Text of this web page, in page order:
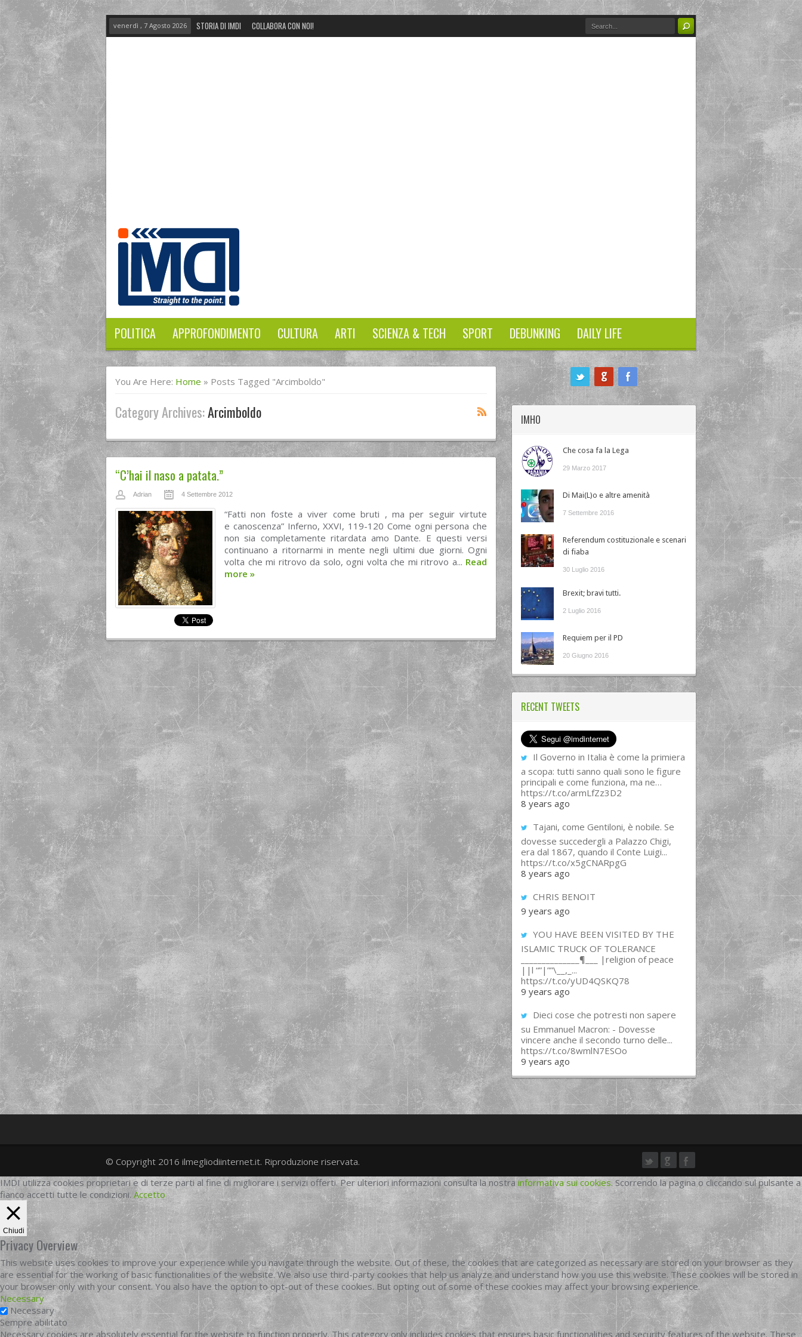
venerdì , 7 Agosto 2026 STORIA DI IMDI COLLABORA CON NOI!
POLITICA APPROFONDIMENTO CULTURA ARTI SCIENZA & TECH SPORT DEBUNKING DAILY LIFE
You Are Here: Home » Posts Tagged "arcimboldo"
Category Archives:Arcimboldo
“C’hai il naso a patata.”
Adrian 4 Settembre 2012
“Fatti non foste a viver come bruti , ma per seguir virtute
e canoscenza” Inferno, XXVI, 119-120 Come ogni persona che
non sia completamente ritardata amo Dante. E questi versi
continuano a ritornarmi in mente negli ultimi due giorni. Ogni
volta che mi ritrovo da solo, ogni volta che mi ritrovo a... Read
more »
IMHO
Che cosa fa la Lega
29 Marzo 2017
Di Mai(L)o e altre amenità
7 Settembre 2016
Referendum costituzionale e scenari
di fiaba
30 Luglio 2016
Brexit; bravi tutti.
2 Luglio 2016
Requiem per il PD
20 Giugno 2016
RECENT TWEETS
Il Governo in Italia è come la primiera
a scopa: tutti sanno quali sono le figure
principali e come funziona, ma ne…
https://t.co/armLfZz3D2
8 years ago
Tajani, come Gentiloni, è nobile. Se
dovesse succedergli a Palazzo Chigi,
era dal 1867, quando il Conte Luigi...
https://t.co/x5gCNARpgG
8 years ago
CHRIS BENOIT
9 years ago
YOU HAVE BEEN VISITED BY THE
ISLAMIC TRUCK OF TOLERANCE
______________¶___ |religion of peace
||l “”|””\__,_...
https://t.co/yUD4QSKQ78
9 years ago
Dieci cose che potresti non sapere
su Emmanuel Macron: - Dovesse
vincere anche il secondo turno delle...
https://t.co/8wmlN7ESOo
9 years ago
twittergoogleplus
facebook
© Copyright 2016 ilmegliodiinternet.it. Riproduzione riservata.
IMDI utilizza cookies proprietari e di terze parti al fine di migliorare i servizi offerti. Per ulteriori informazioni consulta la nostra informativa sui cookies. Scorrendo la pagina o cliccando sul pulsante a
fianco accetti tutte le condizioni. Accetto
Chiudi
Privacy Overview
This website uses cookies to improve your experience while you navigate through the website. Out of these, the cookies that are categorized as necessary are stored on your browser as they
are essential for the working of basic functionalities of the website. We also use third-party cookies that help us analyze and understand how you use this website. These cookies will be stored in
your browser only with your consent. You also have the option to opt-out of these cookies. But opting out of some of these cookies may affect your browsing experience.
Necessary
Necessary
Sempre abilitato
Necessary cookies are absolutely essential for the website to function properly. This category only includes cookies that ensures basic functionalities and security features of the website. These